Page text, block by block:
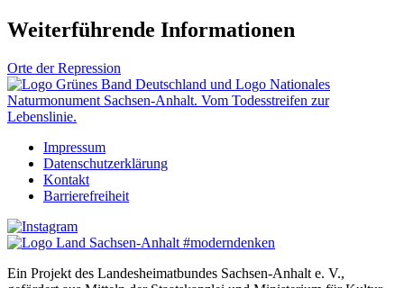
Weiterführende Informationen
Orte der Repression
Impressum
Datenschutzerklärung
Kontakt
Barrierefreiheit
Ein Projekt des Landesheimatbundes Sachsen-Anhalt e. V.,